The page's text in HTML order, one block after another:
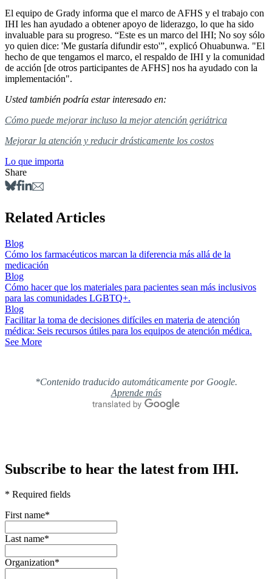
El equipo de Grady informa que el marco de AFHS y el trabajo con
IHI les han ayudado a obtener apoyo de liderazgo, lo que ha sido
invaluable para su progreso. “Este es un marco del IHI; No soy sólo
yo quien dice: 'Me gustaría difundir esto'”, explicó Ohuabunwa. "El
hecho de que tengamos el marco, el respaldo de IHI y la comunidad
de acción [de otros participantes de AFHS] nos ha ayudado con la
implementación".
Usted también podría estar interesado en:
Cómo puede mejorar incluso la mejor atención geriátrica
Mejorar la atención y reducir drásticamente los costos
Lo que importa
Share
Related Articles
Blog
Cómo los farmacéuticos marcan la diferencia más allá de la
medicación
Blog
Cómo hacer que los materiales para pacientes sean más inclusivos
para las comunidades LGBTQ+.
Blog
Facilitar la toma de decisiones difíciles en materia de atención
médica: Seis recursos útiles para los equipos de atención médica.
See More
*Contenido traducido automáticamente por Google.
Aprende más
Subscribe to hear the latest from IHI.
* Required fields
First name*
Last name*
Organization*